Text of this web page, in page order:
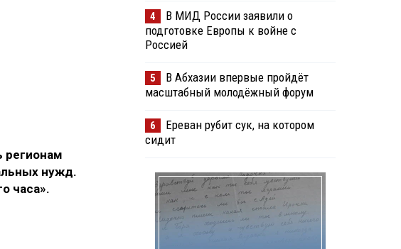
регионам
нужд.
часа».
4
В МИД России заявили о
подготовке Европы к войне с
Россией
5
В Абхазии впервые пройдёт
масштабный молодёжный форум
6
Ереван рубит сук, на котором
сидит